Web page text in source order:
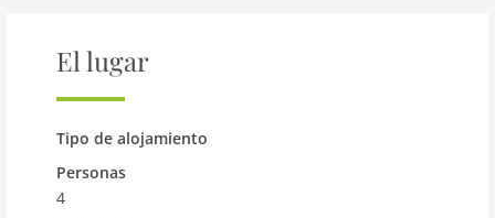
vacaciones perfecto en Gaschurn, el destino por
excelencia de Montafon, ubicado a sólo 15 km al
sureste de Schruns. Situada en una ubicación tranquila
1 km del acogedor centro de la ciudad de Gaschurn.
Como beneficio adicional, el propietario ofrece una
variedad de extras para mejorar su experiencia.
El lugar
Tipo de alojamiento
Personas
4